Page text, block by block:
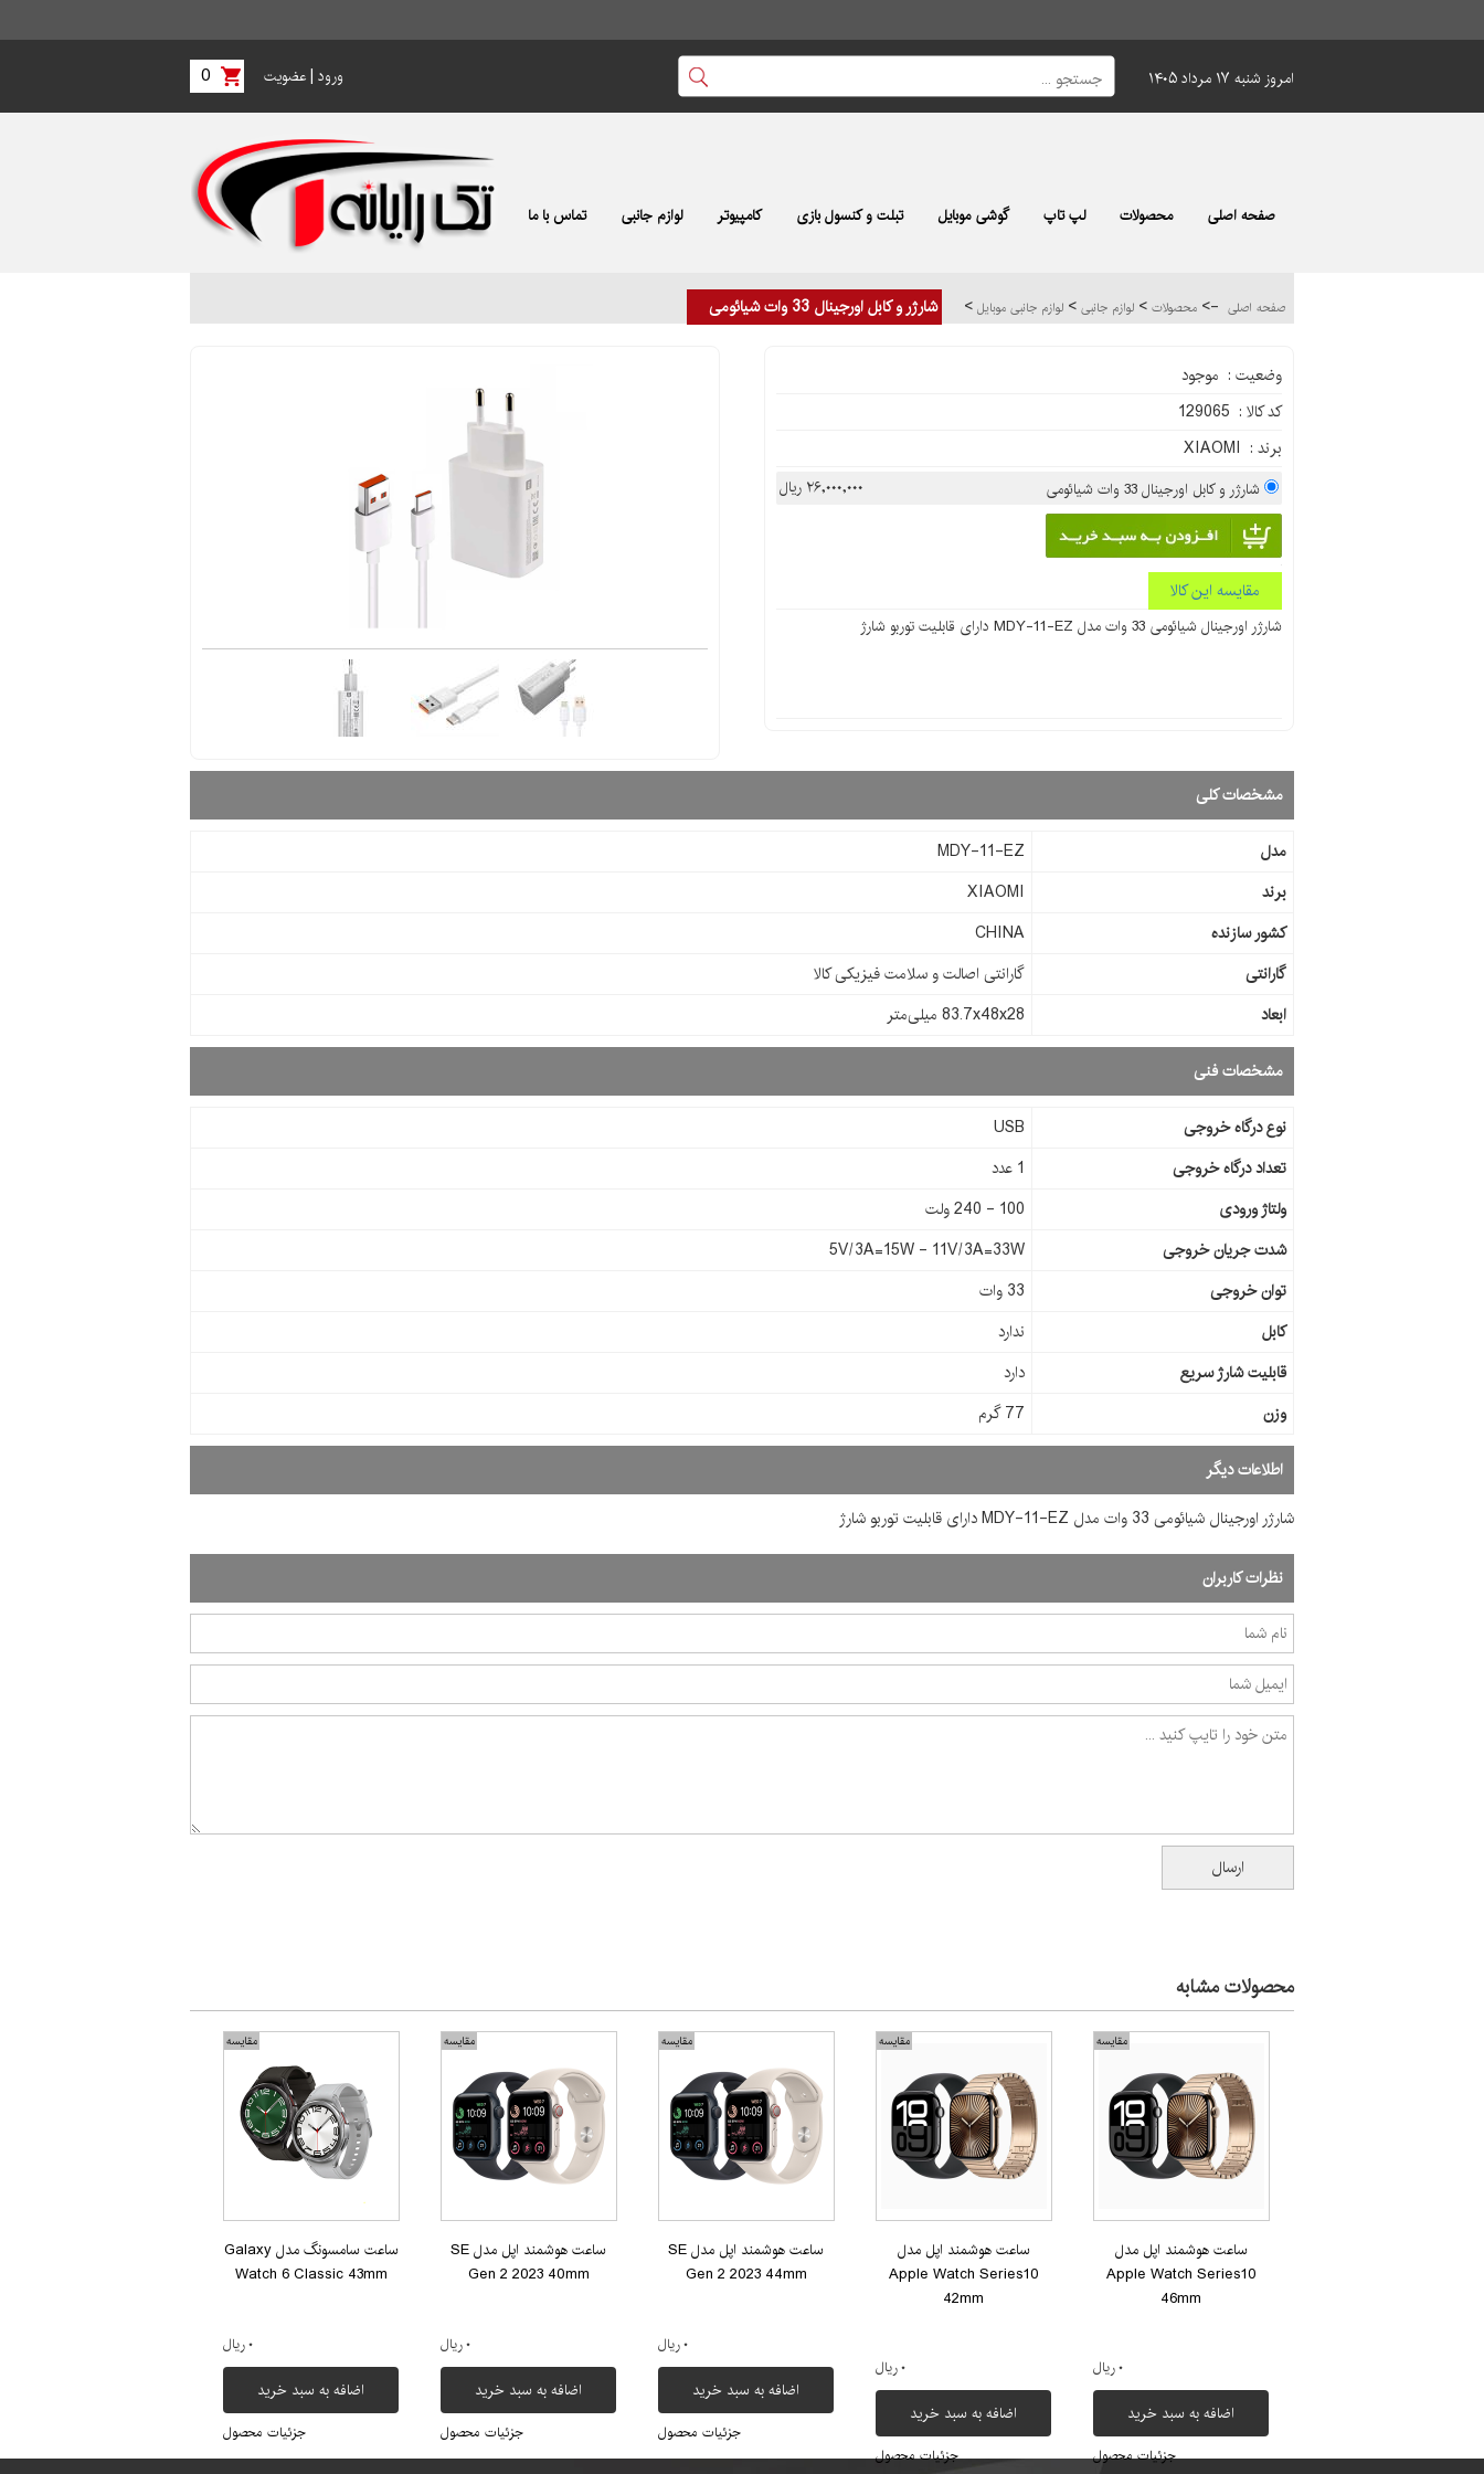
امروز شنبه ۱۷ مرداد ۱۴۰۵ 0 ورود |عضویت
صفحه اصلی محصولات لپ تاپ گوشی موبایل تبلت و کنسول بازی کامپیوتر لوازم جانبی تماس با ما
صفحه اصلی -> محصولات > لوازم جانبی > لوازم جانبی موبایل > شارژر و کابل اورجینال 33 وات شیائومی
وضعیت : موجود
کد کالا : 129065
برند : XIAOMI
۲۶,۰۰۰,۰۰۰ ریال شارژر و کابل اورجینال 33 وات شیائومی
مقایسه این کالا
شارژر اورجینال شیائومی 33 وات مدل MDY-11-EZ دارای قابلیت توربو شارژ
مشخصات کلی
مدل
MDY-11-EZ
برند
XIAOMI
کشور سازنده
CHINA
گارانتی
گارانتی اصالت و سلامت فیزیکی کالا
ابعاد
83.7x48x28 میلی‌متر
مشخصات فنی
نوع درگاه خروجی
USB
تعداد درگاه خروجی
1 عدد
ولتاژ ورودی
100 - 240 ولت
شدت جریان خروجی
5V/3A=15W - 11V/3A=33W
توان خروجی
33 وات
کابل
ندارد
قابلیت شارژ سریع
دارد
وزن
77 گرم
اطلاعات دیگر
شارژر اورجینال شیائومی 33 وات مدل MDY-11-EZ دارای قابلیت توربو شارژ
نظرات کاربران
محصولات مشابه
مقایسه
ساعت هوشمند اپل مدل
Apple Watch Series10
46mm
۰ ریال
اضافه به سبد خرید
جزئیات محصول
مقایسه
ساعت هوشمند اپل مدل
Apple Watch Series10
42mm
۰ ریال
اضافه به سبد خرید
جزئیات محصول
مقایسه
ساعت هوشمند اپل مدل SE
Gen 2 2023 44mm
۰ ریال
اضافه به سبد خرید
جزئیات محصول
مقایسه
ساعت هوشمند اپل مدل SE
Gen 2 2023 40mm
۰ ریال
اضافه به سبد خرید
جزئیات محصول
مقایسه
ساعت سامسونگ مدل Galaxy
Watch 6 Classic 43mm
۰ ریال
اضافه به سبد خرید
جزئیات محصول